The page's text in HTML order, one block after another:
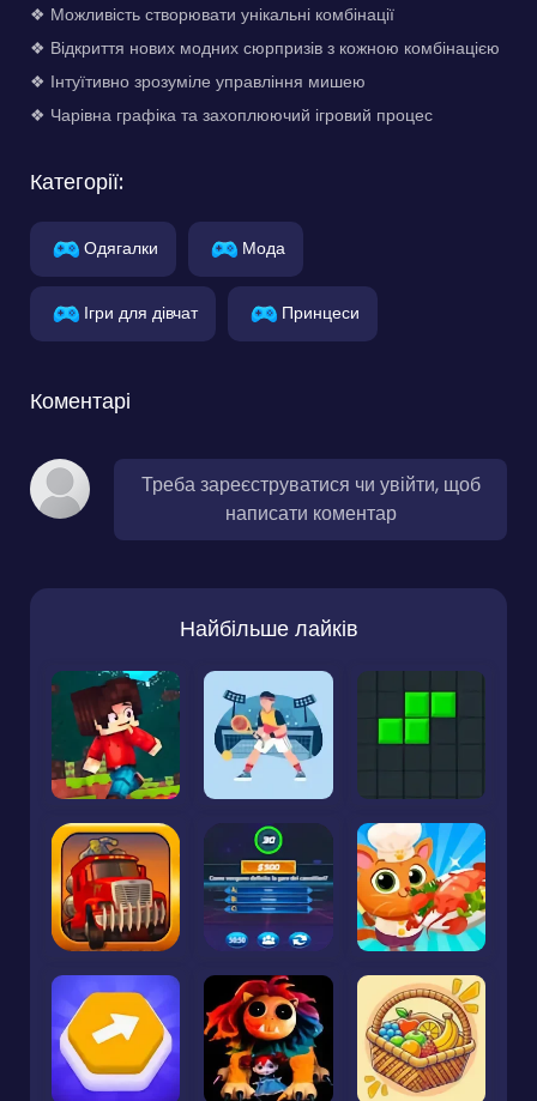
❖ Можливість створювати унікальні комбінації
❖ Відкриття нових модних сюрпризів з кожною комбінацією
❖ Інтуїтивно зрозуміле управління мишею
❖ Чарівна графіка та захоплюючий ігровий процес
Категорії:
Одягалки Мода
Ігри для дівчат Принцеси
Коментарі
Треба зареєструватися чи увійти, щоб
написати коментар
Найбільше лайків